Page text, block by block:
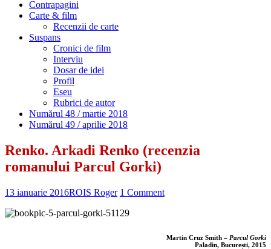
Contrapagini
Carte & film
Recenzii de carte
Suspans
Cronici de film
Interviu
Dosar de idei
Profil
Eseu
Rubrici de autor
Numărul 48 / martie 2018
Numărul 49 / aprilie 2018
Renko. Arkadi Renko (recenzia
romanului Parcul Gorki)
13 ianuarie 2016ROIS Roger 1 Comment
Martin Cruz Smith – Parcul Gorki
Paladin, București, 2015